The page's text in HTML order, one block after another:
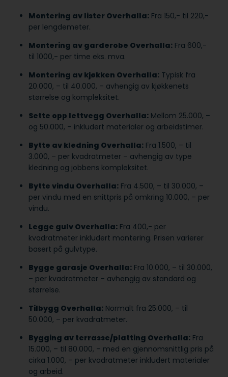
Montering av lister Overhalla: Fra 150,- til 220,-
per lengdemeter.
Montering av garderobe Overhalla: Fra 600,-
til 1000,- per time eks. mva.
Montering av kjøkken Overhalla: Typisk fra
20.000, – til 40.000, – avhengig av kjøkkenets
størrelse og kompleksitet.
Sette opp lettvegg Overhalla: Mellom 25.000, –
og 50.000, – inkludert materialer og arbeidstimer.
Bytte av kledning Overhalla: Fra 1.500, – til
3.000, – per kvadratmeter – avhengig av type
kledning og jobbens kompleksitet.
Bytte vindu Overhalla: Fra 4.500, – til 30.000, –
per vindu med en snittpris på omkring 10.000, – per
vindu.
Legge gulv Overhalla: Fra 400,- per
kvadratmeter inkludert montering. Prisen varierer
basert på gulvtype.
Bygge garasje Overhalla: Fra 10.000, – til 30.000,
– per kvadratmeter – avhengig av standard og
størrelse.
Tilbygg Overhalla: Normalt fra 25.000, – til
50.000, – per kvadratmeter.
Bygging av terrasse/platting Overhalla: Fra
15.000, – til 80.000, – med en gjennomsnittlig pris på
cirka 1.000, – per kvadratmeter inkludert materialer
og arbeid.